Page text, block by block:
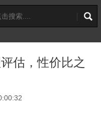
估，性价比之